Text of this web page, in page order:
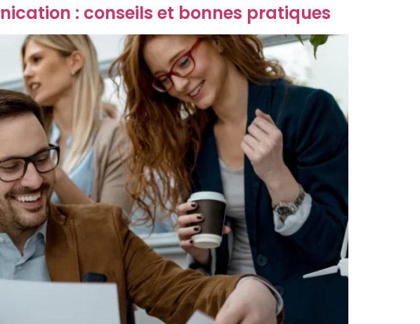
: conseils et bonnes pratiques